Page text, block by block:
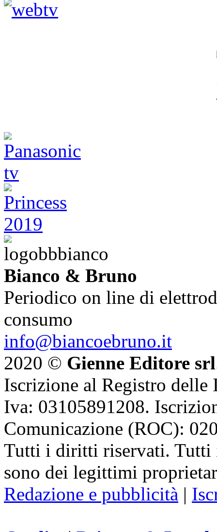
Bianco & Bruno
Periodico on line di
consumo
info@biancoebruno.it
2020 © Gienne Editore srl
Iscrizione al Registro delle
Iva: 03105891208.
Comunicazione (ROC):
Tutti i diritti riservati. Tutti
sono dei legittimi
Redazione e pubblicità |